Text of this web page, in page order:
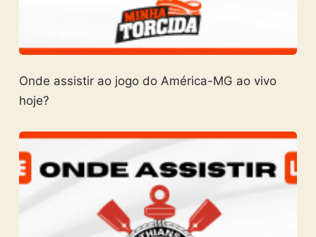
Onde assistir ao jogo do América-MG ao vivo
hoje?